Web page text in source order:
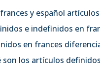
y español
e indefinidos en
en frances
los artículos